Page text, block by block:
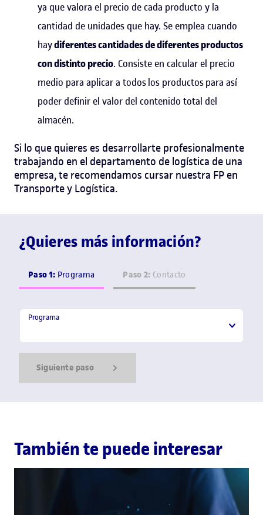
ya que valora el precio de cada producto y la
cantidad de unidades que hay. Se emplea cuando
haydiferentes cantidades de diferentes productos
con distinto precio. Consiste en calcular el precio
medio para aplicar a todoslos productospara así
poder definir el valor del contenido total del
almacén.
Si lo que quieres es desarrollarte profesionalmente
trabajando en el departamento de logística de una
empresa, te recomendamos cursar nuestra FP en
Transporte y Logística.
¿Quieres más información?
Paso 1: Programa Paso 2: Contacto
Programa
Programa
Siguiente paso
También te puede interesar